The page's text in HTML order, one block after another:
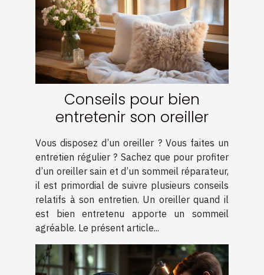
Conseils pour bien
entretenir son oreiller
Vous disposez d’un oreiller ? Vous faites un
entretien régulier ? Sachez que pour profiter
d’un oreiller sain et d’un sommeil réparateur,
il est primordial de suivre plusieurs conseils
relatifs à son entretien. Un oreiller quand il
est bien entretenu apporte un sommeil
agréable. Le présent article...